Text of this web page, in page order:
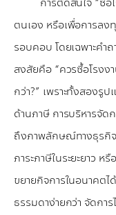
ตนเอง หรือเพื่อการลง
รอบคอบ โดยเฉพาะคำ
สงสัยคือ “ควรซื้อโรง
กว่า?” เพราะทั้งสอง
ด้านภาษี การบริหารจั
ถึงภาพลักษณ์ทางธุรกิ
ภาระภาษีในระยะยาว
ขยายกิจการในอนาคต
ธรรมดาง่ายกว่า จัดกา